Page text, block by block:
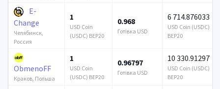
E-
Change
Челябинск,
Россия
1
USD Coin
(USDC) BEP20
0.968
Готівка USD
6 714.876033
USD Coin (USDC)
BEP20
ObmenoFF
Краков, Польша
1
USD Coin
(USDC) BEP20
0.96797
Готівка USD
10 330.91297
USD Coin (USDC)
BEP20